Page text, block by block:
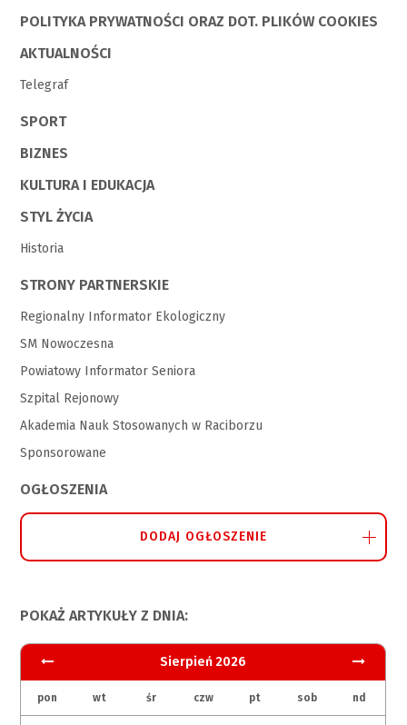
POLITYKA PRYWATNOŚCI ORAZ DOT. PLIKÓW COOKIES
AKTUALNOŚCI
Telegraf
SPORT
BIZNES
KULTURA I EDUKACJA
STYL ŻYCIA
Historia
STRONY PARTNERSKIE
Regionalny Informator Ekologiczny
SM Nowoczesna
Powiatowy Informator Seniora
Szpital Rejonowy
Akademia Nauk Stosowanych w Raciborzu
Sponsorowane
OGŁOSZENIA
DODAJ OGŁOSZENIE
POKAŻ ARTYKUŁY Z DNIA:
Sierpień 2026
pon wt śr czw pt sob nd